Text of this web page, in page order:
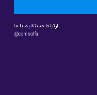
ارتباط مستقیم با ما
@comsolfa